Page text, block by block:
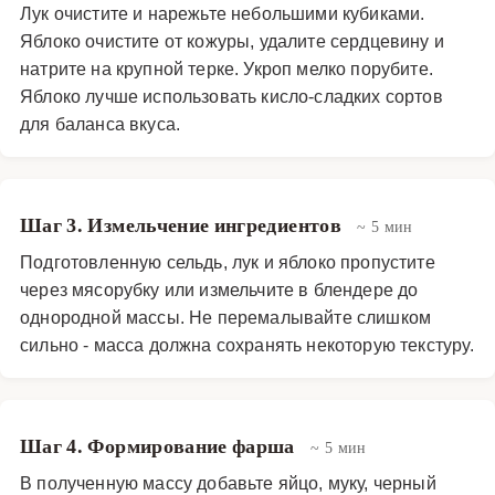
свойствами. Котлеты получаются менее калорийными,
чем традиционные мясные, что делает их отличным
вариантом для диетического питания. Секрет успеха
этих котлет - в правильном балансе ингредиентов. Не
фарш немного лимонного сока для яркости вкуса. Этот
рецепт особенно оценят те, кто ищет новые ways
приготовления привычной рыбы. Котлеты из сельди с
яблоком и луком могут стать как повседневным
блюдом, так и украшением праздничного стола. Они
можно сделать вариант с меньшим количеством лука и
добавлением моркови. Вегетарианцы могут
Лук очистите и нарежьте небольшими кубиками.
Яблоко очистите от кожуры, удалите сердцевину и
натрите на крупной терке. Укроп мелко порубите.
Яблоко лучше использовать кисло-сладких сортов
для баланса вкуса.
Шаг 3. Измельчение ингредиентов ~ 5 мин
Подготовленную сельдь, лук и яблоко пропустите
через мясорубку или измельчите в блендере до
однородной массы. Не перемалывайте слишком
сильно - масса должна сохранять некоторую текстуру.
Шаг 4. Формирование фарша ~ 5 мин
В полученную массу добавьте яйцо, муку, черный